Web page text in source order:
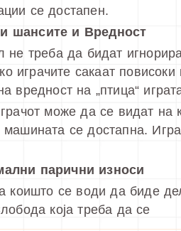
се достапен.
шансите и Вредност
не треба да бидат
играчите сакаат
вредност на „птица“
може да се видат на
се достапна.
парични износи
коишто се води да биде
која треба да се